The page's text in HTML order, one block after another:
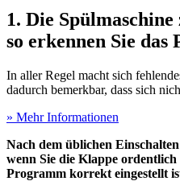
1. Die
so erkennen Sie das
In aller Regel macht sich
dadurch bemerkbar, dass sich
» Mehr Informationen
Nach dem üblichen
wenn Sie die Klappe ordentlich
Programm korrekt eingestellt